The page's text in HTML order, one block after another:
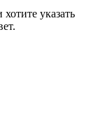
хотите указать